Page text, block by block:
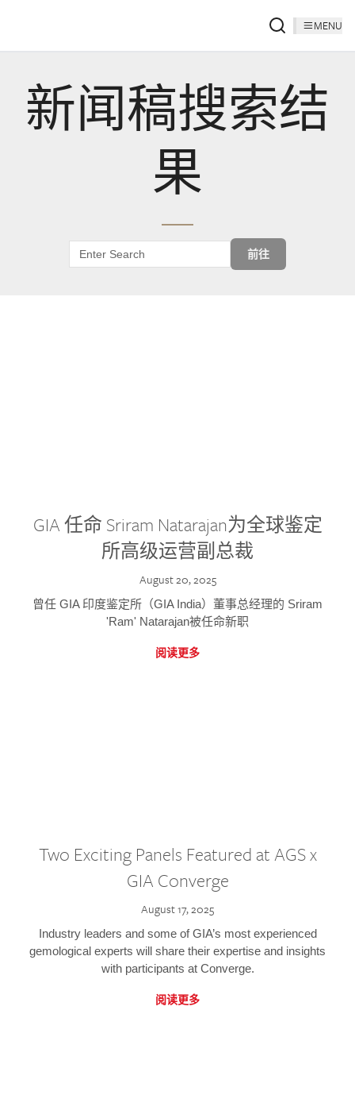
MENU
新闻稿搜索结
果
前往
GIA 任命 Sriram Natarajan为全球鉴定
所高级运营副总裁
August 20, 2025
曾任 GIA 印度鉴定所（GIA India）董事总经理的 Sriram
'Ram' Natarajan被任命新职
阅读更多
Two Exciting Panels Featured at AGS x
GIA Converge
August 17, 2025
Industry leaders and some of GIA’s most experienced
gemological experts will share their expertise and insights
with participants at Converge.
阅读更多